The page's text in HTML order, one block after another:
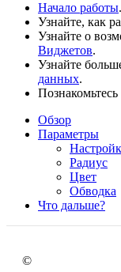
Начало работы.
Узнайте, как
Узнайте о
Виджетов.
Узнайте
данных.
Обзор
Параметры
Радиус
Цвет
Обводка
Что дальше?
©